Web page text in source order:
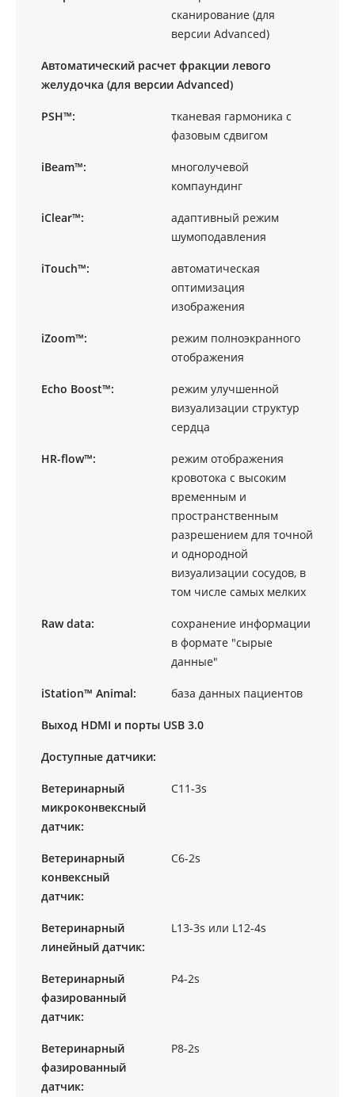
сканирование (для
версии Advanced)
Автоматический расчет фракции левого
желудочка (для версии Advanced)
PSH™:
тканевая гармоника с
фазовым сдвигом
iBeam™:
многолучевой
компаундинг
iClear™:
адаптивный режим
шумоподавления
iTouch™:
автоматическая
оптимизация
изображения
iZoom™:
режим полноэкранного
отображения
Echo Boost™:
режим улучшенной
визуализации структур
сердца
HR-flow™:
режим отображения
кровотока с высоким
временным и
пространственным
разрешением для точной
и однородной
визуализации сосудов, в
том числе самых мелких
Raw data:
сохранение информации
в формате "сырые
данные"
iStation™ Animal: база данных пациентов
Выход HDMI и порты USB 3.0
Доступные датчики:
Ветеринарный
микроконвексный
датчик:
C11-3s
Ветеринарный
конвексный
датчик:
C6-2s
Ветеринарный
линейный датчик:
L13-3s или L12-4s
Ветеринарный
фазированный
датчик:
P4-2s
Ветеринарный
фазированный
датчик:
P8-2s